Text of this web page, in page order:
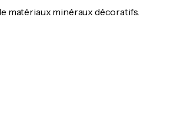
matériaux minéraux décoratifs.